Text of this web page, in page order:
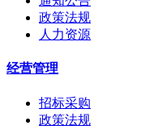
政策法规
人力资源
经营管理
招标采购
政策法规